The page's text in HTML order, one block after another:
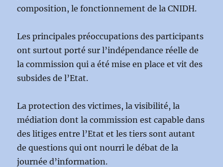
composition, le fonctionnement de la CNIDH.
Les principales préoccupations des participants
ont surtout porté sur l’indépendance réelle de
la commission qui a été mise en place et vit des
subsides de l’Etat.
La protection des victimes, la visibilité, la
médiation dont la commission est capable dans
des litiges entre l’Etat et les tiers sont autant
de questions qui ont nourri le débat de la
journée d’information.